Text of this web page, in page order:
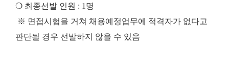
❍ 최종선발 인원 : 1명
※ 면접시험을 거쳐 채용예정업무에 적격자가 없다고
판단될 경우 선발하지 않을 수 있음